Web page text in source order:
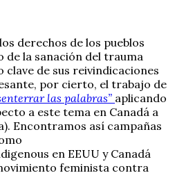
derechos de los pueblos
de la sanación del trauma
clave de sus reivindicaciones
por cierto, el trabajo de
las palabras” aplicando
a este tema en Canadá a
Encontramos así campañas
en EEUU y Canadá
feminista contra